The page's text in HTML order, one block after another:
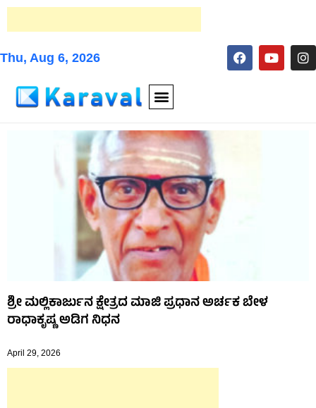
Thu, Aug 6, 2026
ಶ್ರೀ ಮಲ್ಲಿಕಾರ್ಜುನ ಕ್ಷೇತ್ರದ ಮಾಜಿ ಪ್ರಧಾನ ಅರ್ಚಕ ಬೇಳ
ರಾಧಾಕೃಷ್ಣ ಅಡಿಗ ನಿಧನ
April 29, 2026